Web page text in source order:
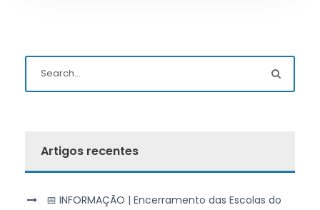
Artigos recentes
📅 INFORMAÇÃO | Encerramento das Escolas do